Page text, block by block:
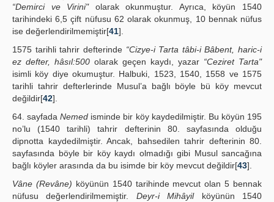
“Demirci ve Virini"olarak okunmuştur. Ayrıca, köyün 1540
tarihindeki 6,5 çift nüfusu 62 olarak okunmuş, 10 bennak nüfus
ise değerlendirilmemiştir[41].
1575 tarihli tahrir defterinde “Cizye-i Tarta tâbi-i Bâbent, haric-i
ez defter, hâsıl:500 olarak geçen kaydı, yazar “Ceziret Tarta"
isimli köy diye okumuştur. Halbuki, 1523, 1540, 1558 ve 1575
tarihli tahrir defterlerinde Musul’a bağlı böyle bü köy mevcut
değildir[42].
64. sayfadaNemed isminde bir köy kaydedilmiştir. Bu köyün 195
no’lu (1540 tarihli) tahrir defterinin 80. sayfasında olduğu
dipnotta kaydedilmiştir. Ancak, bahsedilen tahrir defterinin 80.
sayfasında böyle bir köy kaydı olmadığı gibi Musul sancağına
bağlı köyler arasında da bu isimde bir köy mevcut değildir[43].
Vâne (Revâne) köyünün 1540 tarihinde mevcut olan 5 bennak
nüfusu değerlendirilmemiştir. Deyr-i Mihâyilköyünün 1540